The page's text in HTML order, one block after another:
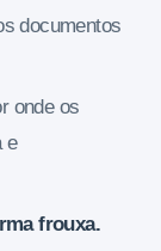
documentos
onde os
e
frouxa.